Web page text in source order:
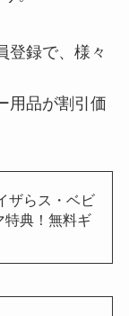
登録で、様々
用品が割引価
ザらス・ベビ
特典！無料ギ